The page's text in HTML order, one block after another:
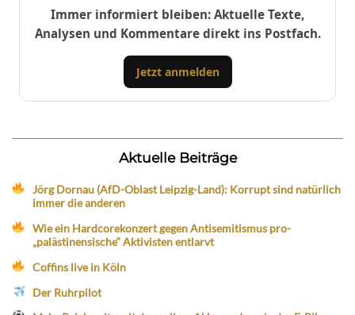
Immer informiert bleiben: Aktuelle Texte,
Analysen und Kommentare direkt ins Postfach.
Jetzt anmelden
Aktuelle Beiträge
Jörg Dornau (AfD-Oblast Leipzig-Land): Korrupt sind natürlich
immer die anderen
Wie ein Hardcorekonzert gegen Antisemitismus pro-
„palästinensische“ Aktivisten entlarvt
Coffins live in Köln
Der Ruhrpilot